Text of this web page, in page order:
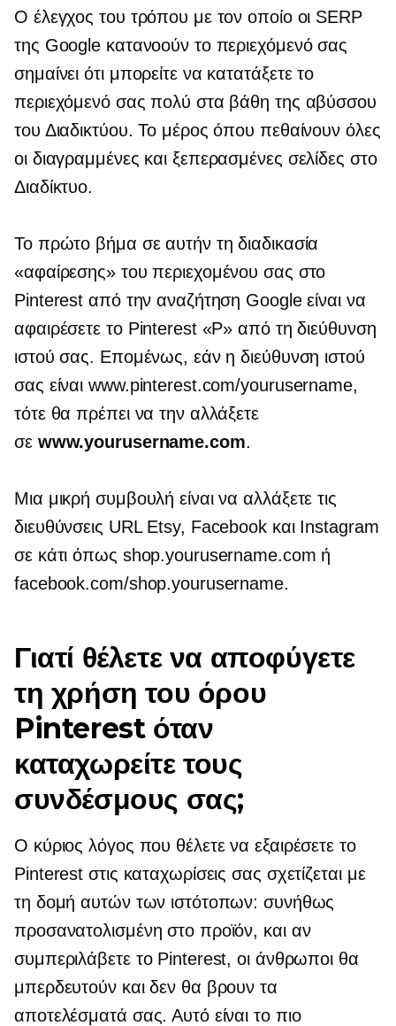
Ο έλεγχος του τρόπου με τον οποίο οι SERP
της Google κατανοούν το περιεχόμενό σας
σημαίνει ότι μπορείτε να κατατάξετε το
περιεχόμενό σας πολύ στα βάθη της αβύσσου
του Διαδικτύου. Το μέρος όπου πεθαίνουν όλες
οι διαγραμμένες και ξεπερασμένες σελίδες στο
Διαδίκτυο.
Το πρώτο βήμα σε αυτήν τη διαδικασία
«αφαίρεσης» του περιεχομένου σας στο
Pinterest από την αναζήτηση Google είναι να
αφαιρέσετε το Pinterest «P» από τη διεύθυνση
ιστού σας. Επομένως, εάν η διεύθυνση ιστού
σας είναι www.pinterest.com/yourusername,
τότε θα πρέπει να την αλλάξετε
σε www.yourusername.com.
Μια μικρή συμβουλή είναι να αλλάξετε τις
διευθύνσεις URL Etsy, Facebook και Instagram
σε κάτι όπως shop.yourusername.com ή
facebook.com/shop.yourusername.
Γιατί θέλετε να αποφύγετε
τη χρήση του όρου
Pinterest όταν
καταχωρείτε τους
συνδέσμους σας;
Ο κύριος λόγος που θέλετε να εξαιρέσετε το
Pinterest στις καταχωρίσεις σας σχετίζεται με
τη δομή αυτών των ιστότοπων: συνήθως
προσανατολισμένη στο προϊόν, και αν
συμπεριλάβετε το Pinterest, οι άνθρωποι θα
μπερδευτούν και δεν θα βρουν τα
αποτελέσματά σας. Αυτό είναι το πιο